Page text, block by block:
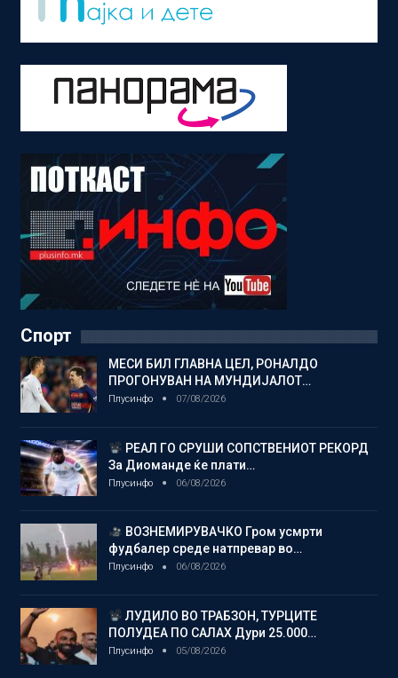
Спорт
МЕСИ БИЛ ГЛАВНА ЦЕЛ, РОНАЛДО
ПРОГОНУВАН НА МУНДИЈАЛОТ…
Плусинфо 07/08/2026
РЕАЛ ГО СРУШИ СОПСТВЕНИОТ РЕКОРД
За Диоманде ќе плати…
Плусинфо 06/08/2026
ВОЗНЕМИРУВАЧКО Гром усмрти
фудбалер среде натпревар во…
Плусинфо 06/08/2026
ЛУДИЛО ВО ТРАБЗОН, ТУРЦИТЕ
ПОЛУДЕА ПО САЛАХ Дури 25.000…
Плусинфо 05/08/2026